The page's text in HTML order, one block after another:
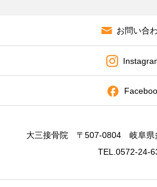
お問い合
大三接骨院 〒507-0804 岐阜県
TEL.0572-24-